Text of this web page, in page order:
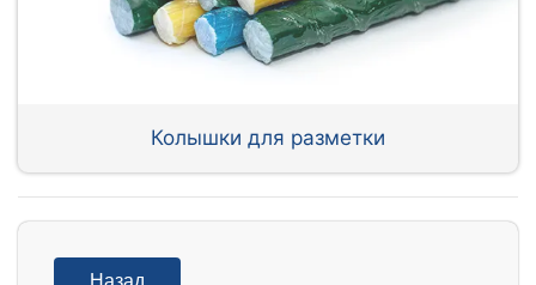
Колышки для разметки
Назад